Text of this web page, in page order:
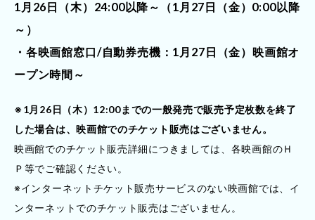
1月26日（木）24:00以降～（1月27日（金）0:00以降
～）
・各映画館窓口/自動券売機：1月27日（金）映画館オ
ープン時間～
※1月26日（木）12:00までの一般発売で販売予定枚数を終了
した場合は、映画館でのチケット販売はございません。
映画館でのチケット販売詳細につきましては、各映画館のＨ
Ｐ等でご確認ください。
※インターネットチケット販売サービスのない映画館では、イ
ンターネットでのチケット販売はございません。